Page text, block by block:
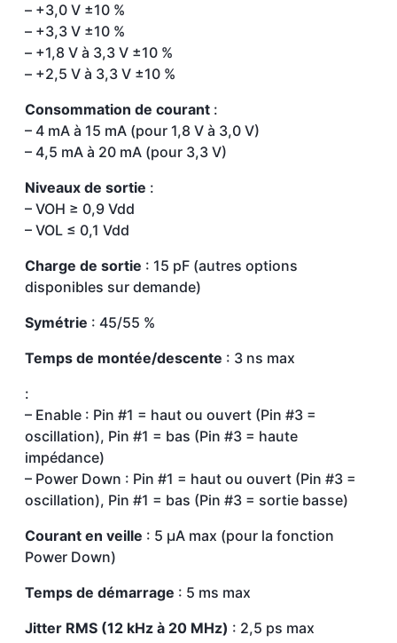
– +3,0 V ±10 %
– +3,3 V ±10 %
– +1,8 V à 3,3 V ±10 %
– +2,5 V à 3,3 V ±10 %
Consommation de courant :
– 4 mA à 15 mA (pour 1,8 V à 3,0 V)
– 4,5 mA à 20 mA (pour 3,3 V)
Niveaux de sortie :
– VOH ≥ 0,9 Vdd
– VOL ≤ 0,1 Vdd
Charge de sortie : 15 pF (autres options
disponibles sur demande)
Symétrie : 45/55 %
Temps de montée/descente : 3 ns max
:
– Enable : Pin #1 = haut ou ouvert (Pin #3 =
oscillation), Pin #1 = bas (Pin #3 = haute
impédance)
– Power Down : Pin #1 = haut ou ouvert (Pin #3 =
oscillation), Pin #1 = bas (Pin #3 = sortie basse)
Courant en veille : 5 µA max (pour la fonction
Power Down)
Temps de démarrage : 5 ms max
Jitter RMS (12 kHz à 20 MHz) : 2,5 ps max